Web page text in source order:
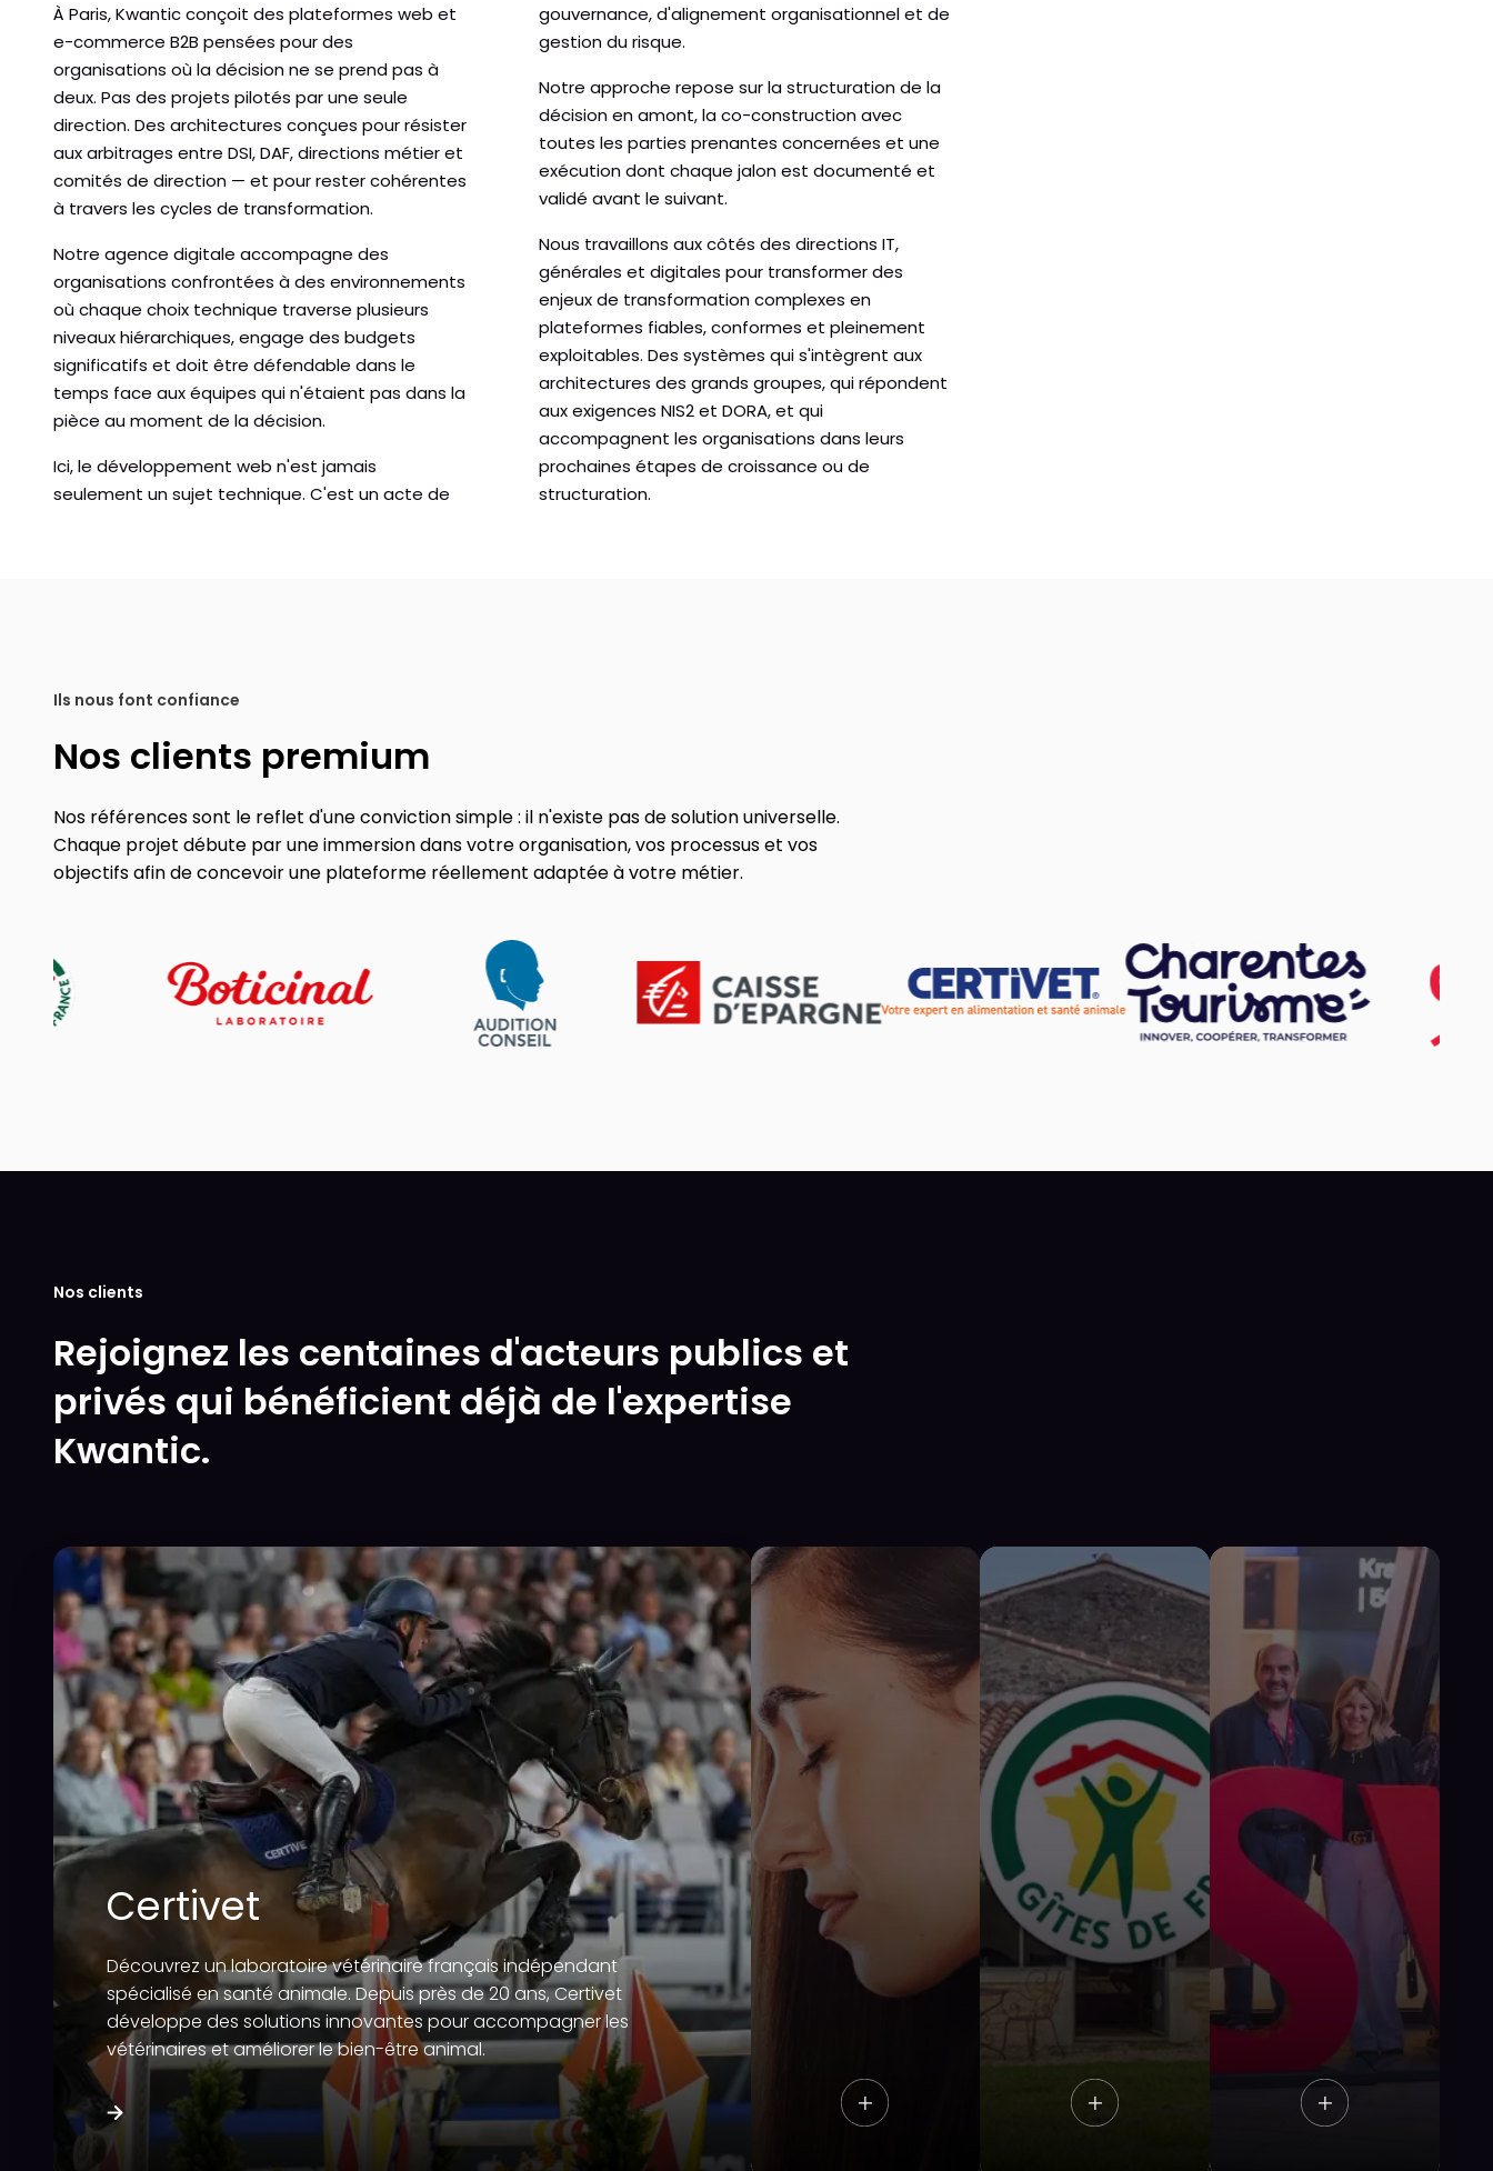
À Paris, Kwantic conçoit des plateformes web et
e-commerce B2B pensées pour des
organisations où la décision ne se prend pas à
deux. Pas des projets pilotés par une seule
direction. Des architectures conçues pour résister
aux arbitrages entre DSI, DAF, directions métier et
comités de direction — et pour rester cohérentes
à travers les cycles de transformation.
Notre agence digitale accompagne des
organisations confrontées à des environnements
où chaque choix technique traverse plusieurs
niveaux hiérarchiques, engage des budgets
significatifs et doit être défendable dans le
temps face aux équipes qui n'étaient pas dans la
pièce au moment de la décision.
Ici, le développement web n'est jamais
seulement un sujet technique. C'est un acte de
gouvernance, d'alignement organisationnel et de
gestion du risque.
Notre approche repose sur la structuration de la
décision en amont, la co-construction avec
toutes les parties prenantes concernées et une
exécution dont chaque jalon est documenté et
validé avant le suivant.
Nous travaillons aux côtés des directions IT,
générales et digitales pour transformer des
enjeux de transformation complexes en
plateformes fiables, conformes et pleinement
exploitables. Des systèmes qui s'intègrent aux
architectures des grands groupes, qui répondent
aux exigences NIS2 et DORA, et qui
accompagnent les organisations dans leurs
prochaines étapes de croissance ou de
structuration.
Ils nous font confiance
Nos clients premium
Nos références sont le reflet d'une conviction simple : il n'existe pas de solution universelle.
Chaque projet débute par une immersion dans votre organisation, vos processus et vos
objectifs afin de concevoir une plateforme réellement adaptée à votre métier.
Nos clients
Rejoignez les centaines d'acteurs publics et
privés qui bénéficient déjà de l'expertise
Kwantic.
Certivet
Découvrez un laboratoire vétérinaire français indépendant
spécialisé en santé animale. Depuis près de 20 ans, Certivet
développe des solutions innovantes pour accompagner les
vétérinaires et améliorer le bien-être animal.